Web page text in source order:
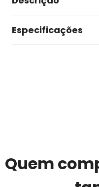
Especificações
Quem